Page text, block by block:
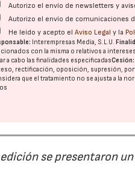
Autorizo el envío de newsletters y
Autorizo el envío de comunicaciones
He leído y acepto elAviso Legal y la
Interempresas Media, S.L.U.
con la misma o relativos a
a cabo las finalidades especificadasCesión:
rectificación, oposición, supresión,
que el tratamiento no se ajusta a la
se presentaron